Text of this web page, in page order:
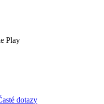
Play
dotazy